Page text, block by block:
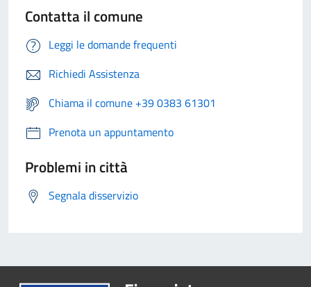
Contatta il comune
Leggi le domande frequenti
Richiedi Assistenza
Chiama il comune +39 0383 61301
Prenota un appuntamento
Problemi in città
Segnala disservizio